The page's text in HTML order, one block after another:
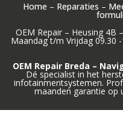
Home – Reparaties –
OEM Repair – Heusing 4B
Maandag t/m Vrijdag 09.30
OEM Repair Breda –
Dé specialist in het
infotainmentsystemen.
maanden garantie op